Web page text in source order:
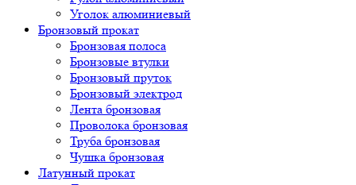
Уголок алюминиевый
Бронзовый прокат
Бронзовая полоса
Бронзовые втулки
Бронзовый пруток
Бронзовый электрод
Лента бронзовая
Проволока бронзовая
Труба бронзовая
Чушка бронзовая
Латунный прокат